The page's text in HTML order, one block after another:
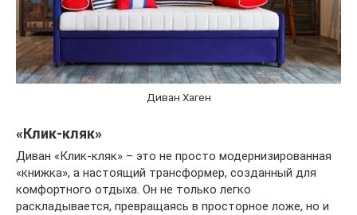
Диван Хаген
«Клик-кляк»
Диван «Клик-кляк» – это не просто модернизированная
«книжка», а настоящий трансформер, созданный для
комфортного отдыха. Он не только легко
раскладывается, превращаясь в просторное ложе, но и